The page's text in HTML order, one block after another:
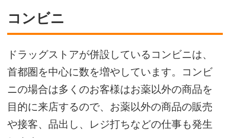
コンビニ
ドラッグストアが併設しているコンビニは、
首都圏を中心に数を増やしています。コンビ
ニの場合は多くのお客様はお薬以外の商品を
目的に来店するので、お薬以外の商品の販売
や接客、品出し、レジ打ちなどの仕事も発生